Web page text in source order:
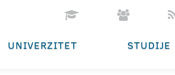
UNIVERZITET STUDIJE